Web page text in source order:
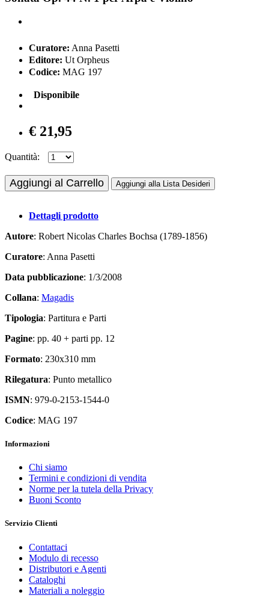
Curatore: Anna Pasetti
Editore: Ut Orpheus
Codice: MAG 197
Disponibile
€ 21,95
Quantità:
Aggiungi al Carrello Aggiungi alla Lista Desideri
Dettagli prodotto
Autore: Robert Nicolas Charles Bochsa (1789-1856)
Curatore: Anna Pasetti
Data pubblicazione: 1/3/2008
Collana: Magadis
Tipologia: Partitura e Parti
Pagine: pp. 40 + parti pp. 12
Formato: 230x310 mm
Rilegatura: Punto metallico
ISMN: 979-0-2153-1544-0
Codice: MAG 197
Informazioni
Chi siamo
Termini e condizioni di vendita
Norme per la tutela della Privacy
Buoni Sconto
Servizio Clienti
Contattaci
Modulo di recesso
Distributori e Agenti
Cataloghi
Materiali a noleggio